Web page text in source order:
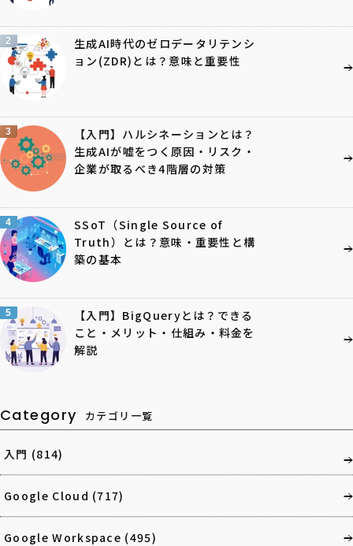
2
生成AI時代のゼロデータリテンシ
ョン(ZDR)とは？意味と重要性
3
【入門】ハルシネーションとは？
生成AIが嘘をつく原因・リスク・
企業が取るべき4階層の対策
4
SSoT（Single Source of
Truth）とは？意味・重要性と構
築の基本
5
【入門】BigQueryとは？できる
こと・メリット・仕組み・料金を
解説
Category カテゴリ一覧
入門 (814)
Google Cloud (717)
Google Workspace (495)